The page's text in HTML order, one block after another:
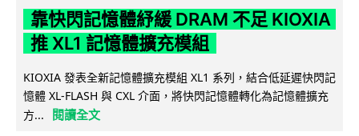
靠快閃記憶體紓緩 DRAM 不足 KIOXIA
推 XL1 記憶體擴充模組
KIOXIA 發表全新記憶體擴充模組 XL1 系列，結合低延遲快閃記
憶體 XL-FLASH 與 CXL 介面，將快閃記憶體轉化為記憶體擴充
方...
閱讀全文